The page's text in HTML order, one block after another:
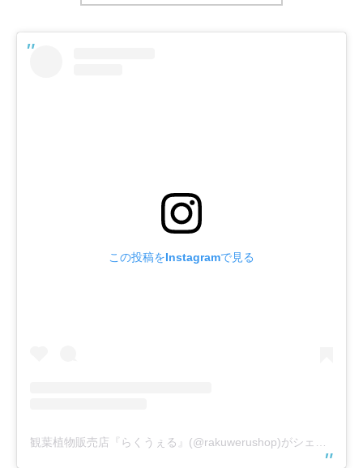
この投稿をInstagramで見る